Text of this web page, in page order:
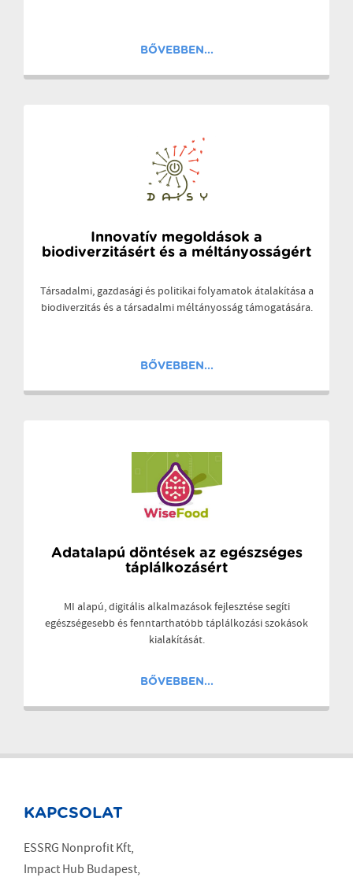
BŐVEBBEN...
Innovatív megoldások a
biodiverzitásért és a méltányosságért
Társadalmi, gazdasági és politikai folyamatok átalakítása a
biodiverzitás és a társadalmi méltányosság támogatására.
BŐVEBBEN...
Adatalapú döntések az egészséges
táplálkozásért
MI alapú, digitális alkalmazások fejlesztése segíti
egészségesebb és fenntarthatóbb táplálkozási szokások
kialakítását.
BŐVEBBEN...
KAPCSOLAT
ESSRG Nonprofit Kft,
Impact Hub Budapest,